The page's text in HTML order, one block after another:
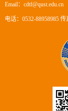
Email：cdtf@qust.edu.cn
电话：0532-88958985 传